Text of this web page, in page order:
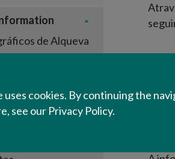
uses cookies. By continuing the
see our Privacy Policy.
de Alqueva